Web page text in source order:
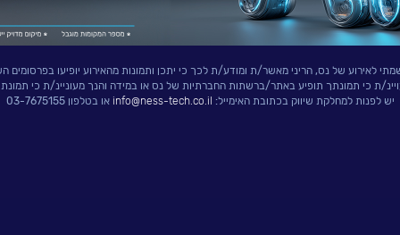
לאירוע של נס, הריני מאשר/ת ומודע/ת לכך כי יתכן ותמונות מהאירוע יופיעו בפרסומים
ת כי תמונתך תופיע באתר/ברשתות החברתיות של נס או במידה והנך מעוניינ/ת כי
יש לפנות למחלקת שיווק בכתובת האימייל: info@ness-tech.co.il או בטלפון 03-7675155